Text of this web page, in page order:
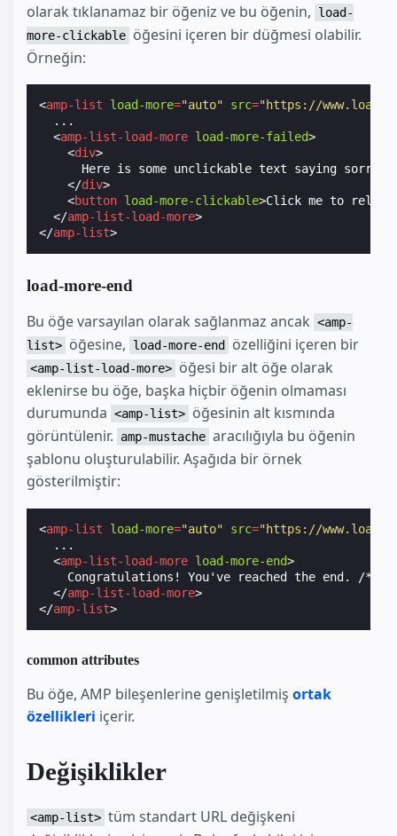
olarak tıklanamaz bir öğeniz ve bu öğenin,
load-
more-clickable öğesini içeren bir düğmesi olabilir.
Örneğin:
<amp-list load-more="auto" src="https://
  ...
<amp-list-load-more load-more-failed>
<div>
Here is some unclickable text saying sorry
</div>
<button load-more-clickable>Click me to
</amp-list-load-more>
</amp-list>
load-more-end
Bu öğe varsayılan olarak sağlanmaz ancak <amp-
list> öğesine, load-more-end özelliğini içeren bir
<amp-list-load-more> öğesi bir alt öğe olarak
eklenirse bu öğe, başka hiçbir öğenin olmaması
durumunda <amp-list> öğesinin alt kısmında
görüntülenir.
amp-mustache aracılığıyla bu öğenin
şablonu oluşturulabilir. Aşağıda bir örnek
gösterilmiştir:
<amp-list load-more="auto" src="https://
  ...
<amp-list-load-more load-more-end>
Congratulations! You've reached the end. /*
</amp-list-load-more>
</amp-list>
common attributes
Bu öğe, AMP bileşenlerine genişletilmiş ortak
özellikleri içerir.
Değişiklikler
<amp-list> tüm standart URL değişkeni